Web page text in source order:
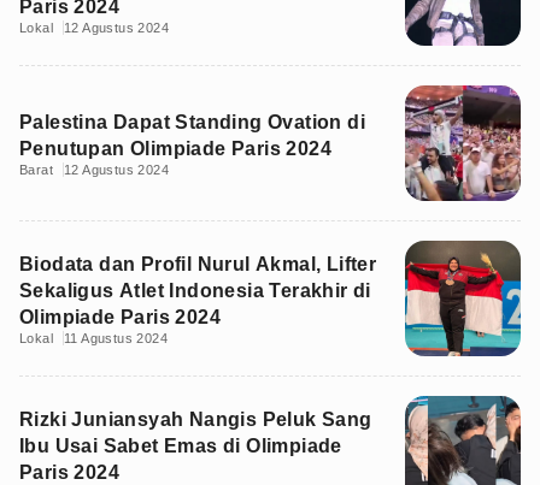
Paris 2024
Lokal 12 Agustus 2024
Palestina Dapat Standing Ovation di
Penutupan Olimpiade Paris 2024
Barat 12 Agustus 2024
Biodata dan Profil Nurul Akmal, Lifter
Sekaligus Atlet Indonesia Terakhir di
Olimpiade Paris 2024
Lokal 11 Agustus 2024
Rizki Juniansyah Nangis Peluk Sang
Ibu Usai Sabet Emas di Olimpiade
Paris 2024